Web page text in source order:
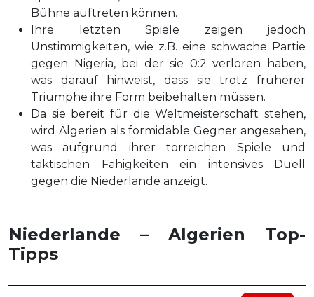
Bühne auftreten können.
Ihre letzten Spiele zeigen jedoch
Unstimmigkeiten, wie z.B. eine schwache Partie
gegen Nigeria, bei der sie 0:2 verloren haben,
was darauf hinweist, dass sie trotz früherer
Triumphe ihre Form beibehalten müssen.
Da sie bereit für die Weltmeisterschaft stehen,
wird Algerien als formidable Gegner angesehen,
was aufgrund ihrer torreichen Spiele und
taktischen Fähigkeiten ein intensives Duell
gegen die Niederlande anzeigt.
Niederlande – Algerien Top-
Tipps